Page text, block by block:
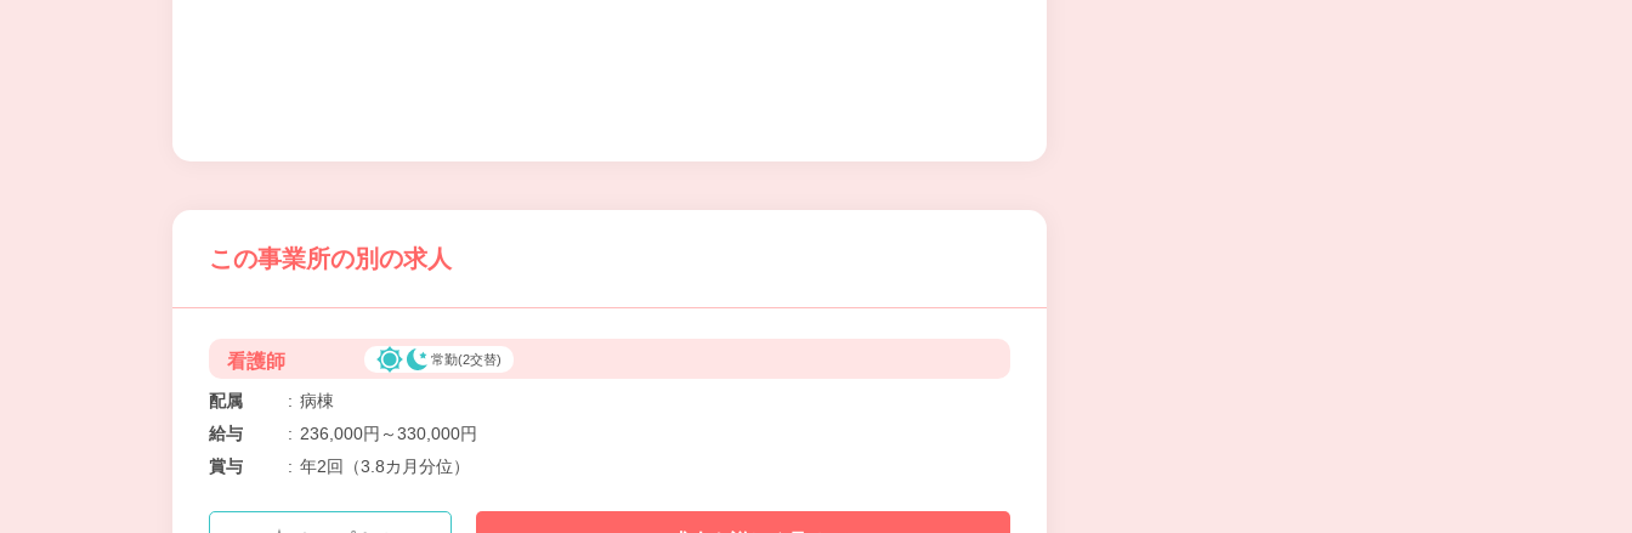
この事業所の別の求人
看護師 常勤(2交替)
配属 : 病棟
給与
: 236,000円～330,000円
賞与
: 年2回（3.8カ月分位）